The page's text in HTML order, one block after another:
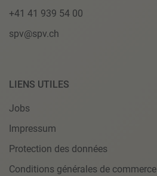
+41 41 939 54 00
spv@spv.ch
LIENS UTILES
Jobs
Impressum
Protection des données
Conditions générales de commerce